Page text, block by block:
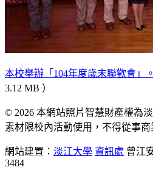
本校舉辦「104年度歲末聯歡會」。
3.12 MB ）
© 2026 本網站照片智慧財產權為
素材限校內活動使用，不得從事商
網站建置： 淡江大學 資訊處 曾江
3484